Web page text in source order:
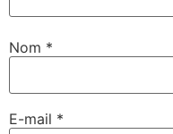
Nom *
E-mail *